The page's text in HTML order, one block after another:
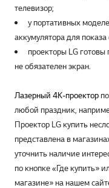
телевизор;
у портативных
аккумулятора для
проекторы LG
не обязателен экран.
Лазерный 4К-проектор
любой праздник,
Проектор LG купить
представлена в
уточнить наличие
по кнопке «Где купить»
магазине» на нашем